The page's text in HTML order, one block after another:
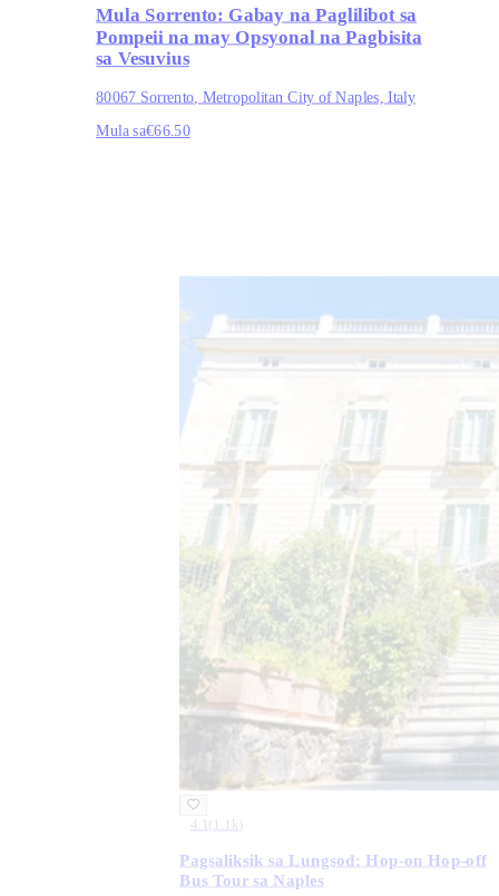
Mula Sorrento: Gabay na Paglilibot sa
Pompeii na may Opsyonal na Pagbisita
sa Vesuvius
80067 Sorrento, Metropolitan City of Naples, Italy
Mula sa€66.50
4.1 ( 1.1k )
Pagsaliksik sa Lungsod: Hop-on Hop-off
Bus Tour sa Naples